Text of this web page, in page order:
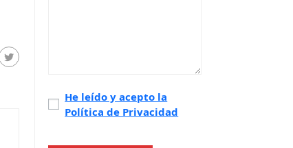
Política
de
He leído y acepto la
Política de Privacidad